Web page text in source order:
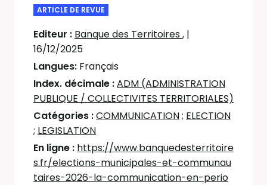
ARTICLE DE REVUE
Editeur : Banque des Territoires, |
16/12/2025
Langues: Français
Index. décimale :ADM (ADMINISTRATION
PUBLIQUE / COLLECTIVITES TERRITORIALES)
Catégories :COMMUNICATION; ELECTION
; LEGISLATION
En ligne : https://www.banquedesterritoire
s.fr/elections-municipales-et-communau
taires-2026-la-communication-en-perio